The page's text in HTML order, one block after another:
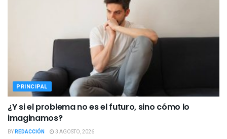
PRINCIPAL
¿Y si el problema no es el futuro, sino cómo lo
imaginamos?
BYREDACCIÓN 3 AGOSTO, 2026